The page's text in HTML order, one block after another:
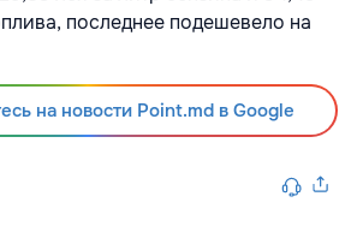
последнее подешевело на
на новости Point.md в Google